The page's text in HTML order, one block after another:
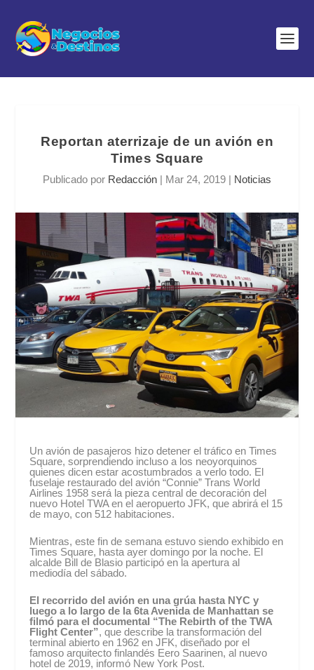
Reportan aterrizaje de un avión en
Times Square
Publicado por Redacción | Mar 24, 2019 | Noticias
Un avión de pasajeros hizo detener el tráfico en Times
Square, sorprendiendo incluso a los neoyorquinos
quienes dicen estar acostumbrados a verlo todo. El
fuselaje restaurado del avión “Connie” Trans World
Airlines 1958 será la pieza central de decoración del
nuevo Hotel TWA en el aeropuerto JFK, que abrirá el 15
de mayo, con 512 habitaciones.
Mientras, este fin de semana estuvo siendo exhibido en
Times Square, hasta ayer domingo por la noche. El
alcalde Bill de Blasio participó en la apertura al
mediodía del sábado.
El recorrido del avión en una grúa hasta NYC y
luego a lo largo de la 6ta Avenida de Manhattan se
filmó para el documental “The Rebirth of the TWA
Flight Center”, que describe la transformación del
terminal abierto en 1962 en JFK, diseñado por el
famoso arquitecto finlandés Eero Saarinen, al nuevo
hotel de 2019, informó New York Post.